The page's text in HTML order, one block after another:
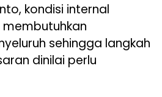
kondisi internal
membutuhkan
sehingga langkah
dinilai perlu